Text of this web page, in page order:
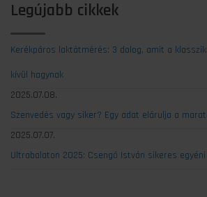
Legújabb cikkek
Kerékpáros laktátmérés: 3 dolog, amit a
kívül hagynak
2025.07.08.
Szenvedés vagy siker? Egy adat elárulja a
2025.07.07.
Ultrabalaton 2025: Csengő István sikeres